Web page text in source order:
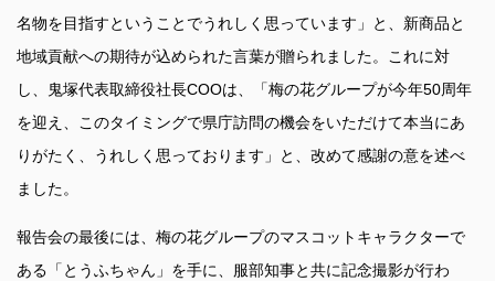
名物を目指すということでうれしく思っています」と、新商品と
地域貢献への期待が込められた言葉が贈られました。これに対
し、鬼塚代表取締役社長COOは、「梅の花グループが今年50周年
を迎え、このタイミングで県庁訪問の機会をいただけて本当にあ
りがたく、うれしく思っております」と、改めて感謝の意を述べ
ました。
報告会の最後には、梅の花グループのマスコットキャラクターで
ある「とうふちゃん」を手に、服部知事と共に記念撮影が行わ